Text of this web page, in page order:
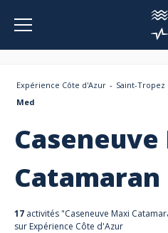
Panneau de gestion des cookies
Expérience Côte d'Azur Saint-Tropez
Med
Catamaran
17 activités "Caseneuve Maxi
sur Expérience Côte d'Azur